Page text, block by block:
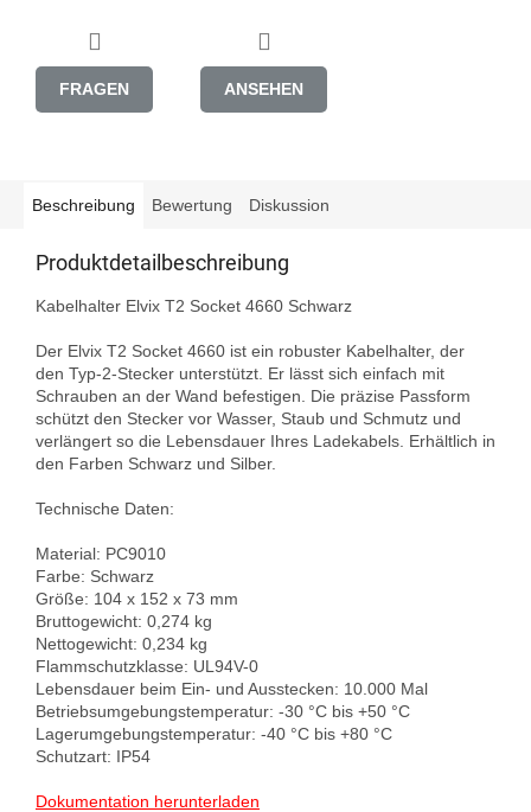
FRAGEN ANSEHEN
Beschreibung Bewertung Diskussion
Produktdetailbeschreibung
Kabelhalter Elvix T2 Socket 4660 Schwarz
Der Elvix T2 Socket 4660 ist ein robuster Kabelhalter, der
den Typ-2-Stecker unterstützt. Er lässt sich einfach mit
Schrauben an der Wand befestigen. Die präzise Passform
schützt den Stecker vor Wasser, Staub und Schmutz und
verlängert so die Lebensdauer Ihres Ladekabels. Erhältlich in
den Farben Schwarz und Silber.
Technische Daten:
Material: PC9010
Farbe: Schwarz
Größe: 104 x 152 x 73 mm
Bruttogewicht: 0,274 kg
Nettogewicht: 0,234 kg
Flammschutzklasse: UL94V-0
Lebensdauer beim Ein- und Ausstecken: 10.000 Mal
Betriebsumgebungstemperatur: -30 °C bis +50 °C
Lagerumgebungstemperatur: -40 °C bis +80 °C
Schutzart: IP54
Dokumentation herunterladen